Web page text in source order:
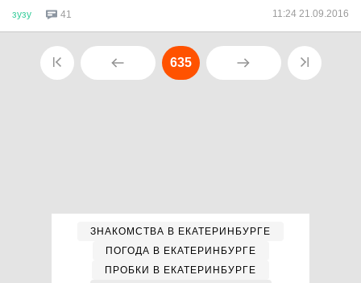
зузу 41 11:24 21.09.2016
635
ЗНАКОМСТВА В ЕКАТЕРИНБУРГЕ
ПОГОДА В ЕКАТЕРИНБУРГЕ
ПРОБКИ В ЕКАТЕРИНБУРГЕ